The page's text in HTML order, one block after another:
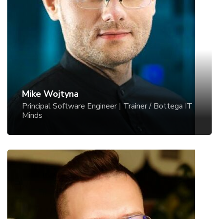
world’s most beloved database, there certainly
are quite some things to keep in mind when
running it on k8s. Let us evaluate the important
Dos and especially the Don’ts.
Mike Wojtyna
Principal Software Engineer | Trainer / Bottega IT
Minds
I'm a software architect with a passion for
creating great products
. In my work I combine
business and technical skills to deliver
outstanding results to my clients. Domain-driven
design & Test-driven development are some of
my favorite tools. My code is clean and easy to
modify, thanks to the modular, loosely coupled
design achieved by continuous TDD iterations
backed by a deep understanding of business
needs.
"My design is better than yours: bridging the gap
between tactical modeling and business"
Engineers have a tendency to create emotional
connections with their models. At best, this can